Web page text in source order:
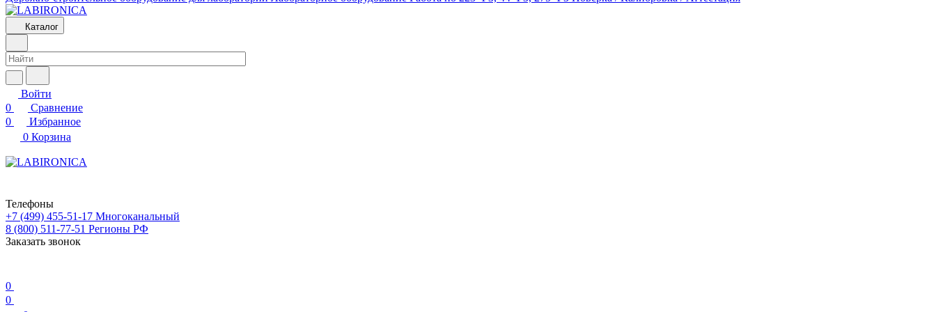
Каталог
Войти
0
Сравнение
0
Избранное
0 Корзина
Телефоны
+7 (499) 455-51-17 Многоканальный
8 (800) 511-77-51 Регионы РФ
Заказать звонок
0
0